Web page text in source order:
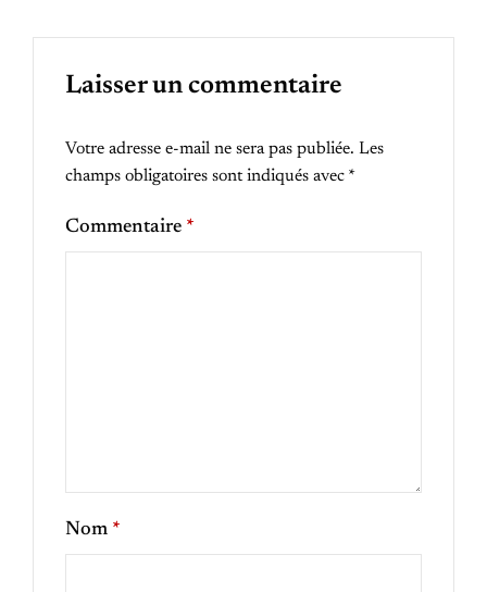
Laisser un commentaire
Votre adresse e-mail ne sera pas publiée. Les
champs obligatoires sont indiqués avec *
Commentaire *
Nom *